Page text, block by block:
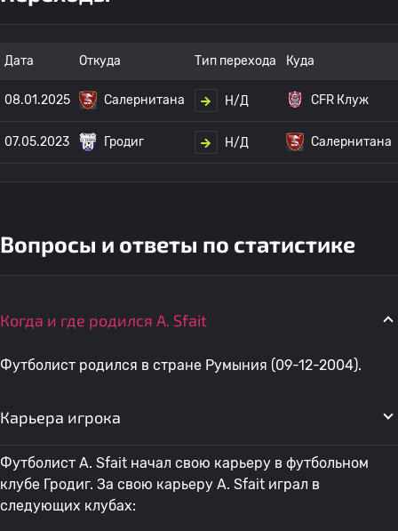
Дата Откуда Тип перехода Куда
08.01.2025 Салернитана Н/Д CFR Клуж
07.05.2023 Гродиг Н/Д Салернитана
Вопросы и ответы по статистике
Когда и где родился A. Sfait
Футболист родился в стране Румыния (09-12-2004).
Карьера игрока
Футболист A. Sfait начал свою карьеру в футбольном
клубе Гродиг. За свою карьеру A. Sfait играл в
следующих клубах: